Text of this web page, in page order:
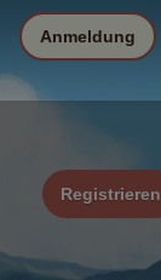
Registrieren
Anmeldung